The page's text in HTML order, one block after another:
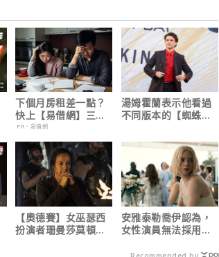
下個月房租差一點？
快上【易借網】三分
鐘解決燃眉之急
PR・易借網
湯姆霍蘭表示他看過
不同版本的【蜘蛛
這版完全不行！
【奧德賽】女巫瑟西
扮演者珊曼莎莫頓曝
安雅泰勒喬伊認為，
女性演員無法採用方